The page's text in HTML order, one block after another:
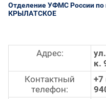
Отделение УФМС России по
КРЫЛАТСКОЕ
Адрес:
к.
Контактный
телефон:
+7